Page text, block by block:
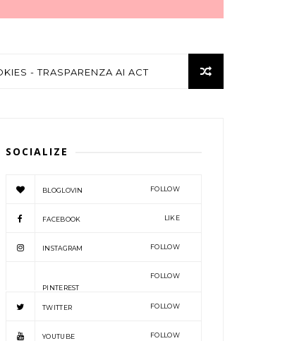
- TRASPARENZA AI ACT
SOCIALIZE
BLOGLOVIN FOLLOW
FACEBOOK LIKE
INSTAGRAM FOLLOW
PINTEREST
FOLLOW
TWITTER FOLLOW
YOUTUBE FOLLOW